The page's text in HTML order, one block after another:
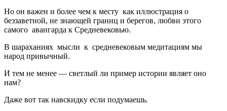
Но он важен и более чем к месту как иллюстрация о
беззаветной, не знающей границ и берегов, любви этого
самого авангарда к Средневековью.
В шараханиях мысли к средневековым медитациям мы
народ привычный.
И тем не менее — светлый ли пример истории являет оно
нам?
Даже вот так навскидку если подумаешь.